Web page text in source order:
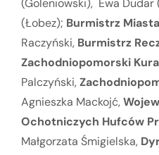
(Goleniowski), Ewa
(Łobez); Burmistrz
Raczyński, Burmistrz
Zachodniopomorski
Palczyński,
Agnieszka Mackojć,
Ochotniczych Hufców
Małgorzata Śmigielska,